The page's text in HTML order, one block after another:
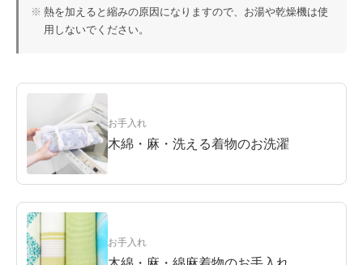
※ 熱を加えると縮みの原因になりますので、お湯や乾燥機は使
用しないでください。
お手入れ
木綿・麻・洗える着物のお洗濯
お手入れ